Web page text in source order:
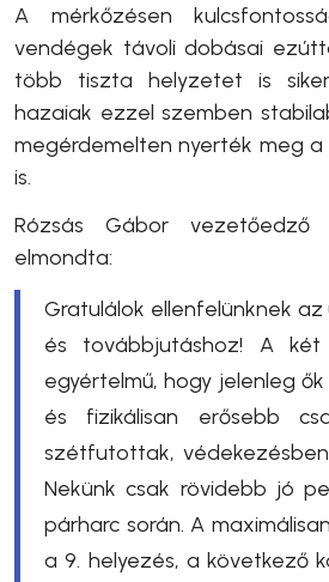
A mérkőzésen
vendégek távoli dobásai
több tiszta helyzetet is
hazaiak ezzel szemben
megérdemelten nyerték meg
is.
Rózsás Gábor
elmondta:
Gratulálok ellenfelünknek
és továbbjutáshoz! A két
egyértelmű, hogy jelenleg
és fizikálisan erősebb
szétfutottak,
Nekünk csak rövidebb jó
párharc során. A
a 9. helyezés, a következő